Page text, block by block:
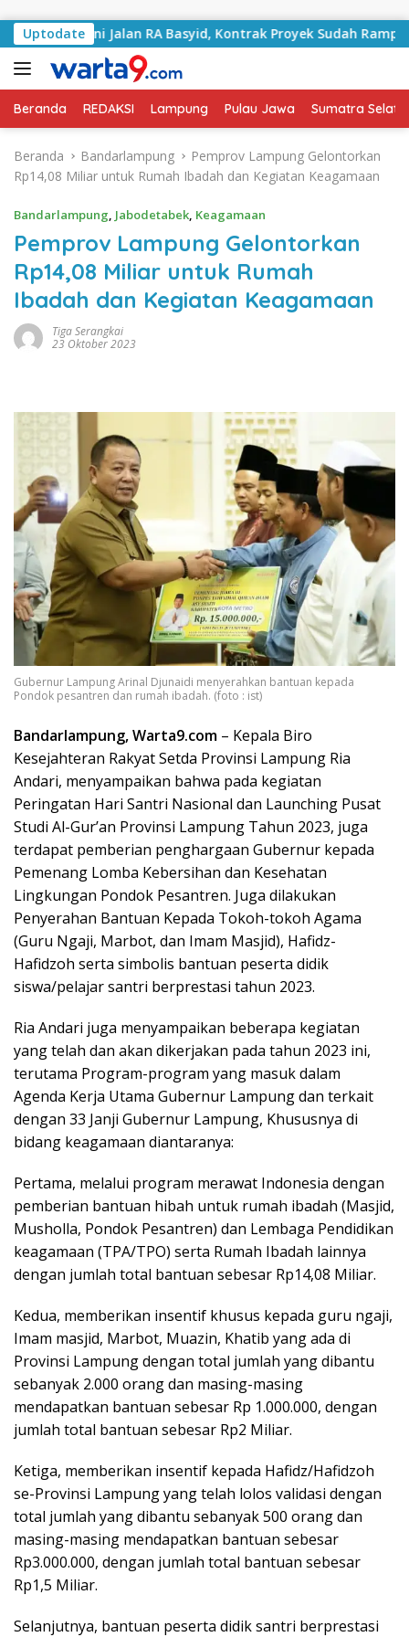
Uptodate
Jalan RA Basyid, Kontrak Proyek Sudah Rampung
Beranda REDAKSI Lampung Pulau Jawa Sumatra
Beranda Bandarlampung
Pemprov Lampung Gelontorkan
Rp14,08 Miliar untuk Rumah Ibadah dan Kegiatan Keagamaan
Bandarlampung, Jabodetabek, Keagamaan
Pemprov Lampung Gelontorkan
Rp14,08 Miliar untuk Rumah
Ibadah dan Kegiatan Keagamaan
Tiga Serangkai
23 Oktober 2023
Gubernur Lampung Arinal Djunaidi menyerahkan bantuan kepada
Pondok pesantren dan rumah ibadah. (foto : ist)
Bandarlampung, Warta9.com – Kepala Biro
Kesejahteran Rakyat Setda Provinsi Lampung Ria
Andari, menyampaikan bahwa pada kegiatan
Peringatan Hari Santri Nasional dan Launching Pusat
Studi Al-Gur’an Provinsi Lampung Tahun 2023, juga
terdapat pemberian penghargaan Gubernur kepada
Pemenang Lomba Kebersihan dan Kesehatan
Lingkungan Pondok Pesantren. Juga dilakukan
Penyerahan Bantuan Kepada Tokoh-tokoh Agama
(Guru Ngaji, Marbot, dan Imam Masjid), Hafidz-
Hafidzoh serta simbolis bantuan peserta didik
siswa/pelajar santri berprestasi tahun 2023.
Ria Andari juga menyampaikan beberapa kegiatan
yang telah dan akan dikerjakan pada tahun 2023 ini,
terutama Program-program yang masuk dalam
Agenda Kerja Utama Gubernur Lampung dan terkait
dengan 33 Janji Gubernur Lampung, Khususnya di
bidang keagamaan diantaranya:
Pertama, melalui program merawat Indonesia dengan
pemberian bantuan hibah untuk rumah ibadah (Masjid,
Musholla, Pondok Pesantren) dan Lembaga Pendidikan
keagamaan (TPA/TPO) serta Rumah Ibadah lainnya
dengan jumlah total bantuan sebesar Rp14,08 Miliar.
Kedua, memberikan insentif khusus kepada guru ngaji,
Imam masjid, Marbot, Muazin, Khatib yang ada di
Provinsi Lampung dengan total jumlah yang dibantu
sebanyak 2.000 orang dan masing-masing
mendapatkan bantuan sebesar Rp 1.000.000, dengan
jumlah total bantuan sebesar Rp2 Miliar.
Ketiga, memberikan insentif kepada Hafidz/Hafidzoh
se-Provinsi Lampung yang telah lolos validasi dengan
total jumlah yang dibantu sebanyak 500 orang dan
masing-masing mendapatkan bantuan sebesar
Rp3.000.000, dengan jumlah total bantuan sebesar
Rp1,5 Miliar.
Selanjutnya, bantuan peserta didik santri berprestasi